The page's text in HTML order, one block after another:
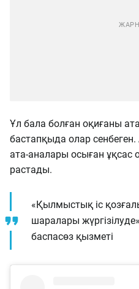
Ұл бала болған оқиғаны
бастапқыда олар
ата-аналары осыған ұқсас
растады.
«Қылмыстық іс
шаралары
баспасөз қызметі